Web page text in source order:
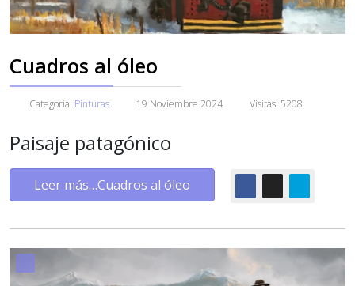
Cuadros al óleo
Categoría: Pinturas 19 Noviembre 2024 Visitas: 5208
Paisaje patagónico
Leer más…Cuadros al óleo